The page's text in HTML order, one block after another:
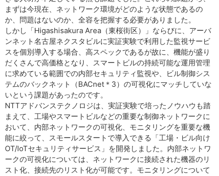
まずは今現在、ネットワーク環境がどのような状態であるの
か、問題はないのか、全容を把握する必要がありました。
しかし「Higashisakura Area（東桜街区）」ならびに、アーバ
ンネット名古屋ネクスタビルに実証実験で利用した監視サービ
スを個別導入する場合、高スペックであるが故に、機能が盛り
だくさんで高価格となり、スマートビルの持続可能な運用管理
に求めている範囲での内部セキュリティ監視や、ビル制御シス
テムのバックネット（BACnet＊3）の可視化にマッチしていな
いという課題があったのです。
NTTアドバンステクノロジは、実証実験で培ったノウハウも踏
まえて、工場やスマートビルなどの重要な制御ネットワークに
おいて、内部ネットワークの可視化、モニタリングを重要な機
能に絞って、スモールスタートで導入できる「工場・ビル向け
OT/IoTセキュリティサービス」を開発しました。内部ネットワ
ークの可視化については、ネットワークに接続された機器のリ
スト化、接続先のリスト化が可能です。モニタリングについて